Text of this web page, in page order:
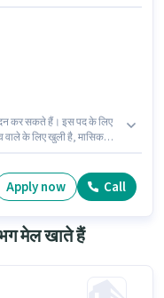
कर सकते हैं। इस पद के लिए
वाले के लिए खुली है, मासिक
में स्थित है।
Apply now Call
मेल खाते हैं